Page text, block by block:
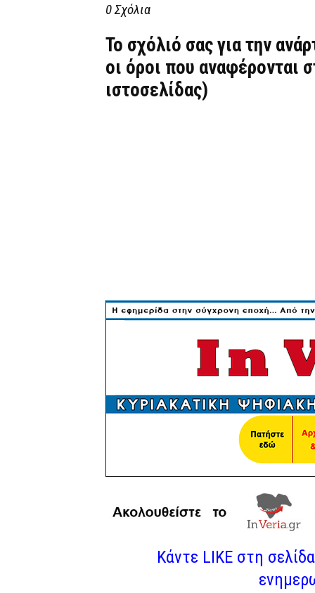
0 Σχόλια
Το σχόλιό σας για την
οι όροι που αναφέρονται
ιστοσελίδας)
Κάντε LIKE στη